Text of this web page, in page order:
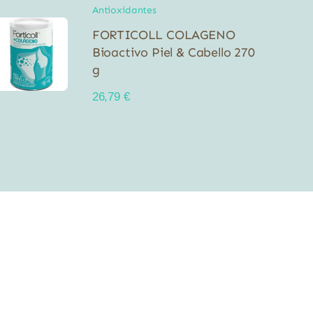
Antioxidantes
FORTICOLL COLAGENO
Bioactivo Piel & Cabello 270
g
26,79 €